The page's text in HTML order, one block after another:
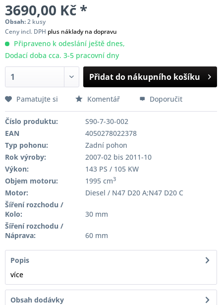
3690,00 Kč *
Obsah:2 kusy
Ceny incl. DPH plus náklady na dopravu
Připraveno k odeslání ještě dnes,
Dodací doba cca. 3-5 pracovní dny
Přidat do nákupního košíku
Pamatujte si Komentář Doporučit
Číslo produktu:
S90-7-30-002
EAN
4050278022378
Typ pohonu:
Zadní pohon
Rok výroby:
2007-02 bis 2011-10
Výkon:
143 PS / 105 KW
Objem motoru:
1995 cm3
Motor:
Diesel / N47 D20 A;N47 D20 C
Šíření rozchodu /
Kolo:
30 mm
Šíření rozchodu /
Náprava:
60 mm
Popis
více
Obsah dodávky